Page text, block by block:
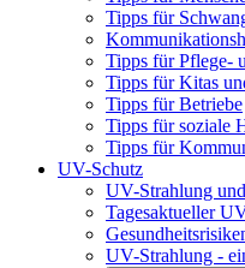
Tipps für
Tipps für Pflege-
Tipps für Kitas
Tipps für Betriebe
Tipps für soziale
Tipps für
UV-Schutz
UV-Strahlung
Tagesaktueller
UV-Strahlung -